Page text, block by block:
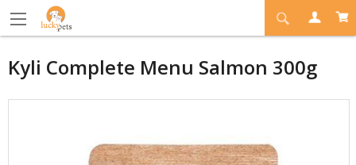
Kyli Complete Menu Salmon 300g